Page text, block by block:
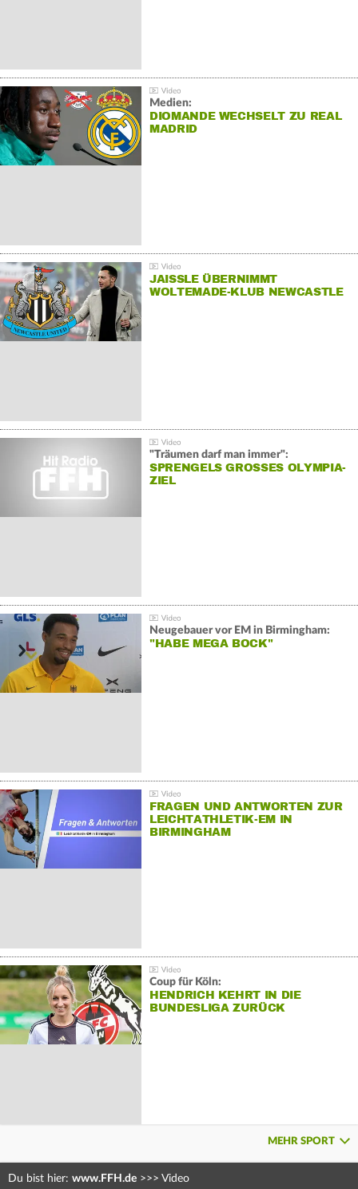
Medien:
DIOMANDE WECHSELT ZU REAL
MADRID
JAISSLE ÜBERNIMMT
WOLTEMADE-KLUB NEWCASTLE
"Träumen darf man immer":
SPRENGELS GROSSES OLYMPIA-Z
IEL
Neugebauer vor EM in Birmingham:
"HABE MEGA BOCK"
FRAGEN UND ANTWORTEN ZUR
LEICHTATHLETIK-EM IN
BIRMINGHAM
Coup für Köln:
HENDRICH KEHRT IN DIE
BUNDESLIGA ZURÜCK
MEHR SPORT
Du bist hier: www.FFH.de >>> Video